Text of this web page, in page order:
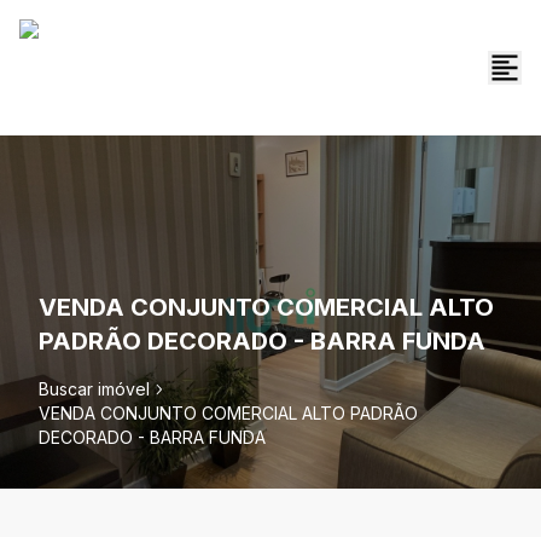
VENDA CONJUNTO COMERCIAL ALTO
PADRÃO DECORADO - BARRA FUNDA
Buscar imóvel
VENDA CONJUNTO COMERCIAL ALTO PADRÃO
DECORADO - BARRA FUNDA